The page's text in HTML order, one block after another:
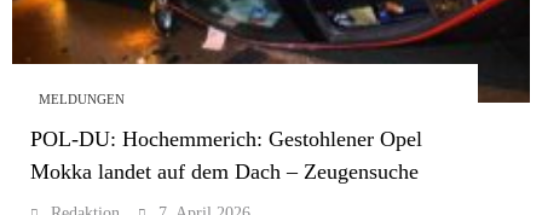
MELDUNGEN
POL-DU: Hochemmerich: Gestohlener Opel
Mokka landet auf dem Dach – Zeugensuche